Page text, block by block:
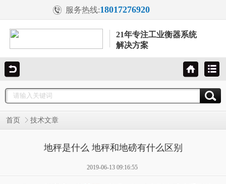
服务热线:18017276920
21年专注工业衡器系统
解决方案
首页 技术文章
地秤是什么 地秤和地磅有什么区别
2019-06-13 09:16:55